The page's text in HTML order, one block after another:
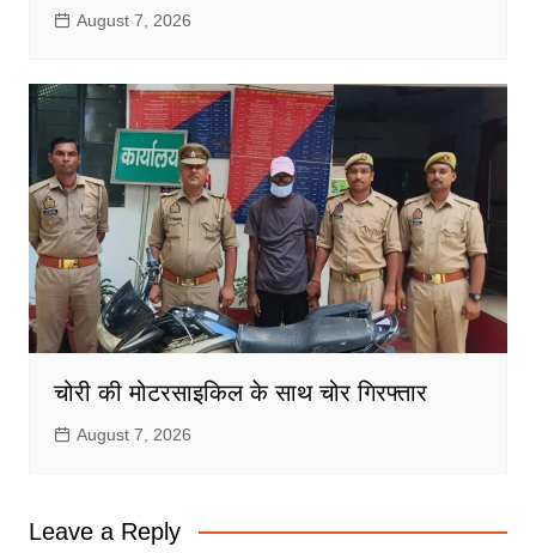
August 7, 2026
चोरी की मोटरसाइकिल के साथ चोर गिरफ्तार
August 7, 2026
Leave a Reply